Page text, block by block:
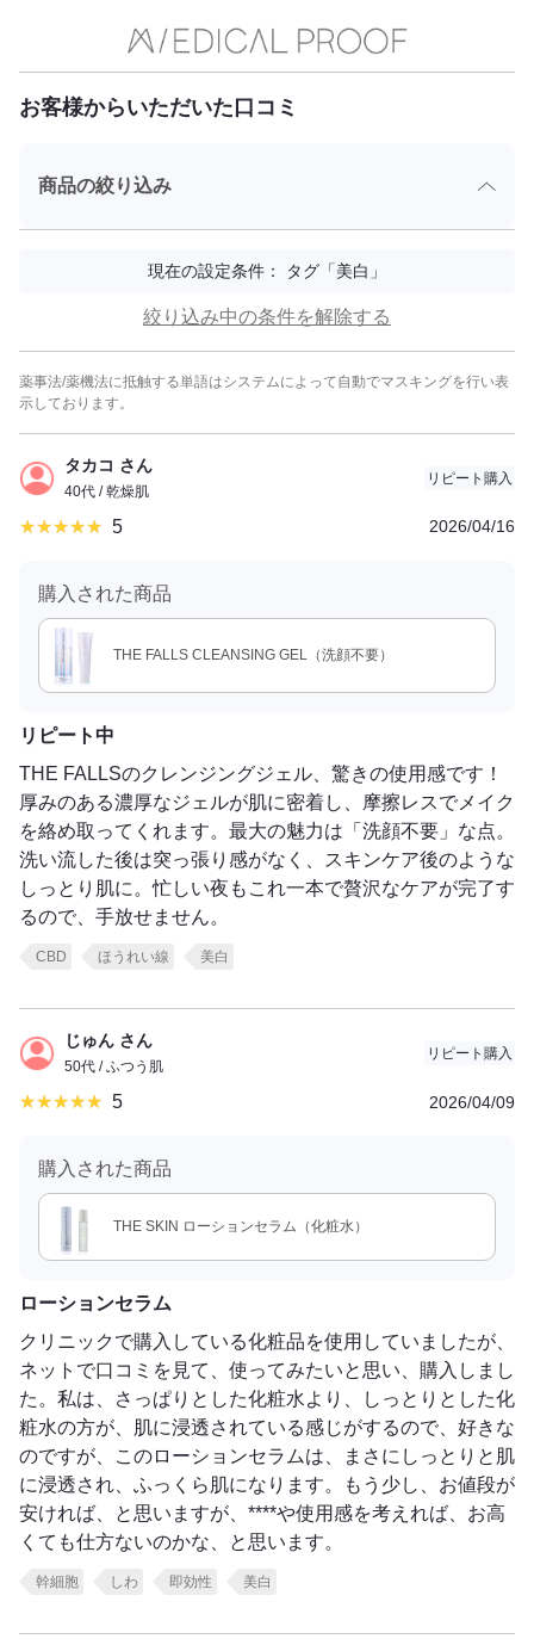
お客様からいただいた口コミ
商品の絞り込み
現在の設定条件： タグ「美白」
絞り込み中の条件を解除する
薬事法/薬機法に抵触する単語はシステムによって自動でマスキングを行い表
示しております。
タカコ さん
40代 / 乾燥肌
リピート購入
5 2026/04/16
購入された商品
THE FALLS CLEANSING GEL（洗顔不要）
リピート中
THE FALLSのクレンジングジェル、驚きの使用感です！
厚みのある濃厚なジェルが肌に密着し、摩擦レスでメイク
を絡め取ってくれます。最大の魅力は「洗顔不要」な点。
洗い流した後は突っ張り感がなく、スキンケア後のような
しっとり肌に。忙しい夜もこれ一本で贅沢なケアが完了す
るので、手放せません。
CBD ほうれい線 美白
じゅん さん
50代 / ふつう肌
リピート購入
5 2026/04/09
購入された商品
THE SKIN ローションセラム（化粧水）
ローションセラム
クリニックで購入している化粧品を使用していましたが、
ネットで口コミを見て、使ってみたいと思い、購入しまし
た。私は、さっぱりとした化粧水より、しっとりとした化
粧水の方が、肌に浸透されている感じがするので、好きな
のですが、このローションセラムは、まさにしっとりと肌
に浸透され、ふっくら肌になります。もう少し、お値段が
安ければ、と思いますが、****や使用感を考えれば、お高
くても仕方ないのかな、と思います。
幹細胞 しわ 即効性 美白